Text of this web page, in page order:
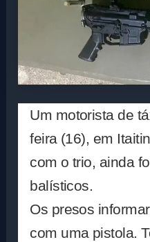
Um motorista de
feira (16), em
com o trio, ainda
balísticos.
Os presos
com uma pistola.